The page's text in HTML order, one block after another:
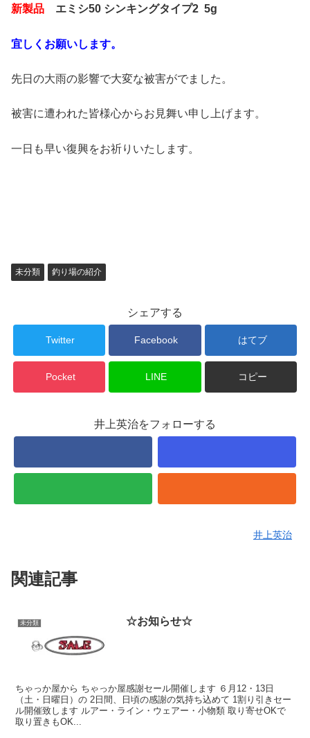
新製品 エミシ50 シンキングタイプ2 5g
宜しくお願いします。
先日の大雨の影響で大変な被害がでました。
被害に遭われた皆様心からお見舞い申し上げます。
一日も早い復興をお祈りいたします。
未分類 釣り場の紹介
シェアする
Twitter Facebook はてブ
Pocket LINE コピー
井上英治をフォローする
井上英治
関連記事
未分類 ☆お知らせ☆
ちゃっか屋から ちゃっか屋感謝セール開催します ６月12・13日
（土・日曜日）の 2日間、日頃の感謝の気持ち込めて 1割り引きセー
ル開催致します ルアー・ライン・ウェアー・小物類 取り寄せOKで
取り置きもOK...